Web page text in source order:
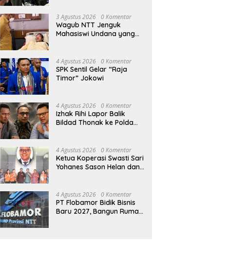
PT Flobamor Ambil Alih Hotel
Sasando, Pengelola Lama
Kontribusi ke Pemprov NTT
Pria di TTU Ditemukan Gantung
3 Agustus 2026 0 Komentar
Wagub NTT Jenguk
Mahasiswi Undana yang
4 Agustus 2026 0 Komentar
SPK Sentil Gelar “Raja
Timor” Jokowi
4 Agustus 2026 0 Komentar
Izhak Rihi Lapor Balik
Bildad Thonak ke Polda
4 Agustus 2026 0 Komentar
Ketua Koperasi Swasti Sari
Yohanes Sason Helan dan
Koperasi Swasti Sari Dan
Semua Karyawan Yang
Menyambut Sukacita
4 Agustus 2026 0 Komentar
PT Flobamor Bidik Bisnis
Baru 2027, Bangun Rumah